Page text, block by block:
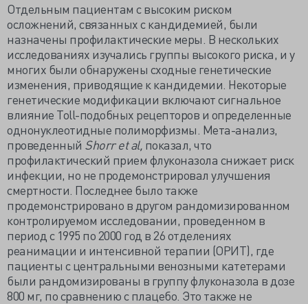
Отдельным пациентам с высоким риском
осложнений, связанных с кандидемией, были
назначены профилактические меры. В нескольких
исследованиях изучались группы высокого риска, и у
многих были обнаружены сходные генетические
изменения, приводящие к кандидемии. Некоторые
генетические модификации включают сигнальное
влияние Toll-подобных рецепторов и определенные
однонуклеотидные полиморфизмы. Мета-анализ,
проведенный Shorr et al, показал, что
профилактический прием флуконазола снижает риск
инфекции, но не продемонстрировал улучшения
смертности. Последнее было также
продемонстрировано в другом рандомизированном
контролируемом исследовании, проведенном в
период с 1995 по 2000 год в 26 отделениях
реанимации и интенсивной терапии (ОРИТ), где
пациенты с центральными венозными катетерами
были рандомизированы в группу флуконазола в дозе
800 мг, по сравнению с плацебо. Это также не